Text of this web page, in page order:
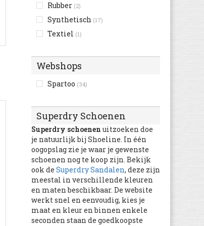
Buffalo (1.836)
Bugatti (4.337)
Bullboxer
Burberry (28)
C1rca (15)
Camel Active
Camper
Caterpillar (1.130)
Catimini (105)
Champion (639)
chicco (1.627)
Chipie (2)
Citrouille et Compagnie
(5.305)
Rubber (2)
Synthetisch (17)
Textiel (1)
Webshops
Spartoo (34)
Superdry Schoenen
Superdry schoenen uitzoeken doe
je natuurlijk bij Shoeline. In één
oogopslag zie je waar je gewenste
schoenen nog te koop zijn. Bekijk
ook de Superdry Sandalen, deze zijn
meestal in verschillende kleuren
en maten beschikbaar. De website
werkt snel en eenvoudig, kies je
maat en kleur en binnen enkele
seconden staan de goedkoopste